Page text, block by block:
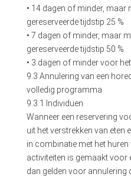
• 14 dagen of minder, maar
gereserveerde tijdstip 25 %
• 7 dagen of minder, maar
gereserveerde tijdstip 50 %
• 3 dagen of minder voor
9.3 Annulering van een
volledig programma
9.3.1 Individuen
Wanneer een reservering
uit het verstrekken van eten
in combinatie met het huren
activiteiten is gemaakt voor
dan gelden voor annulering